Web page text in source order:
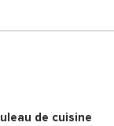
de cuisine